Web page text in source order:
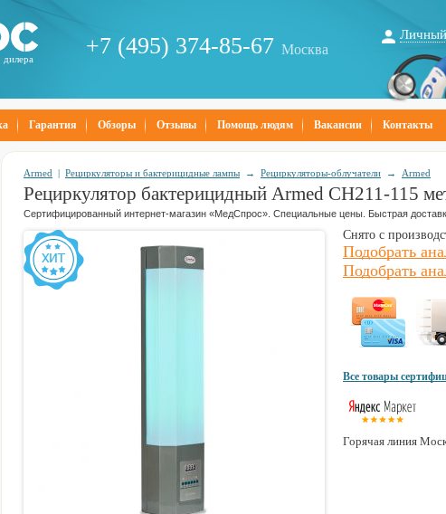
+7 (495) 374-85-67 Москва
Гарантия Обзоры Отзывы Помощь людям Вакансии Контакты
Armed | Рециркуляторы и бактерицидные лампы → Рециркуляторы-облучатели → Armed
Рециркулятор бактерицидный Armed СH211-115
Сертифицированный интернет-магазин «МедСпрос». Специальные цены. Быстрая
Снято с
Подобрать
Подобрать
Все товары
Горячая линия